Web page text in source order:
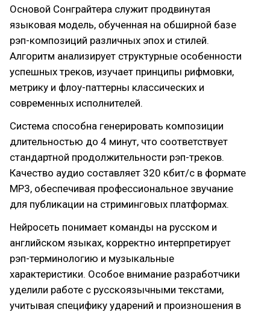
Основой Сонграйтера служит продвинутая
языковая модель, обученная на обширной базе
рэп-композиций различных эпох и стилей.
Алгоритм анализирует структурные особенности
успешных треков, изучает принципы рифмовки,
метрику и флоу-паттерны классических и
современных исполнителей.
Система способна генерировать композиции
длительностью до 4 минут, что соответствует
стандартной продолжительности рэп-треков.
Качество аудио составляет 320 кбит/с в формате
MP3, обеспечивая профессиональное звучание
для публикации на стриминговых платформах.
Нейросеть понимает команды на русском и
английском языках, корректно интерпретирует
рэп-терминологию и музыкальные
характеристики. Особое внимание разработчики
уделили работе с русскоязычными текстами,
учитывая специфику ударений и произношения в